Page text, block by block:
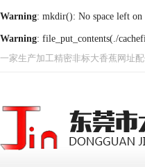
Warning: mkdir(): No space left on
Warning: file_put_contents(./
一家生产加工精密非标大香蕉网址